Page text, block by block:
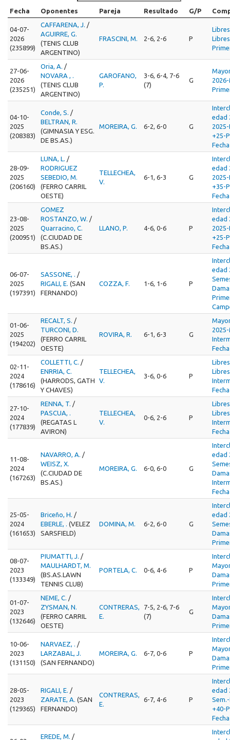
Fecha Oponentes Pareja Resultado G/P
04-07-
2026
(235899)
CAFFARENA, J. /
AGUIRRE, G.
(TENIS CLUB
ARGENTINO)
FRASCINI, M. 2-6, 2-6 P
27-06-
2026
(235251)
Oria, A. /
NOVARA , .
(TENIS CLUB
ARGENTINO)
GAROFANO,
P.
3-6, 6-4, 7-6
(7)
G
04-10-
2025
(208383)
Conde, S. /
BELTRAN, R.
(GIMNASIA Y ESG.
DE BS.AS.)
MOREIRA, G. 6-2, 6-0 G
edad
+25-
28-09-
2025
(206160)
LUNA, L. /
RODRIGUEZ
SEBEDIO, M.
(FERRO CARRIL
OESTE)
TELLECHEA,
V.
6-1, 6-3 G
edad
+35-
23-08-
2025
(200951)
GOMEZ
ROSTANZO, W. /
Quarracino, C.
(C.CIUDAD DE
BS.AS.)
LLANO, P. 4-6, 0-6 P
edad
+25-
06-07-
2025
(197391)
SASSONE, . /
RIGALI, E. (SAN
FERNANDO)
COZZA, F. 1-6, 1-6 P
edad
01-06-
2025
(194202)
RECALT, S. /
TURCONI, D.
(FERRO CARRIL
OESTE)
ROVIRA, R. 6-1, 6-3 G
02-11-
2024
(178616)
COLLETTI, C. /
ENRRIA, C.
(HARRODS, GATH
Y CHAVES)
TELLECHEA,
V.
3-6, 0-6 P
27-10-
2024
(177839)
RENNA, T. /
PASCUA, .
(REGATAS L
AVIRON)
TELLECHEA,
V.
0-6, 2-6 P
11-08-
2024
(167263)
NAVARRO, A. /
WEISZ, X.
(C.CIUDAD DE
BS.AS.)
MOREIRA, G. 6-0, 6-0 G
edad
25-05-
2024
(161653)
Briceño, H. /
EBERLE, . (VELEZ
SARSFIELD)
DOMINA, M. 6-2, 6-0 G
edad
08-07-
2023
(133349)
PIUMATTI, J. /
MAULHARDT, M.
(BS.AS.LAWN
TENNIS CLUB)
PORTELA, C. 0-6, 4-6 P
01-07-
2023
(132646)
NEME, C. /
ZYSMAN, N.
(FERRO CARRIL
OESTE)
CONTRERAS,
E.
7-5, 2-6, 7-6
(7)
G
10-06-
2023
(131150)
NARVAEZ, . /
LARZABAL, J.
(SAN FERNANDO)
MOREIRA, G. 6-7, 0-6 P
28-05-
2023
(129365)
RIGALI, E. /
ZARATE, A. (SAN
FERNANDO)
CONTRERAS,
E.
6-7, 4-6 P
edad
+40-
EREDE, M. /